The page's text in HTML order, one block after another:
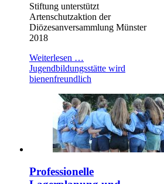
Stiftung unterstützt
Artenschutzaktion der
Diözesanversammlung Münster
2018
Weiterlesen …
Jugendbildungsstätte wird
bienenfreundlich
Professionelle